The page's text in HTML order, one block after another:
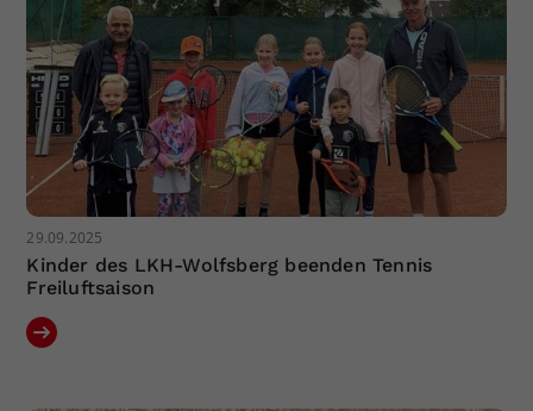
29.09.2025
Kinder des LKH-Wolfsberg beenden Tennis
Freiluftsaison